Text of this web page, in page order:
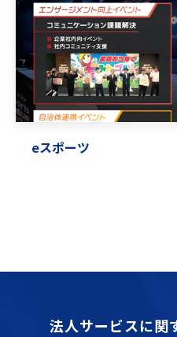
eスポーツ
法人サービスに関